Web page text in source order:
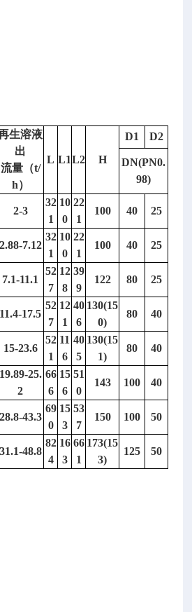
生溶液
出
流量（t/
h）
L L1 L2 H
D1 D2
DN(PN0.
98)
2-3
32
1
10
0
22
1
100 40 25
2.88-7.12
32
1
10
0
22
1
100 40 25
7.1-11.1
52
7
12
8
39
9
122 80 25
11.4-17.5
52
7
12
1
40
6
130(15
0)
80 40
15-23.6
52
1
11
6
40
5
130(15
1)
80 40
19.89-25.
2
66
6
15
6
51
0
143 100 40
28.8-43.3
69
0
15
3
53
7
150 100 50
31.1-48.8
82
4
16
3
66
1
173(15
3)
125 50